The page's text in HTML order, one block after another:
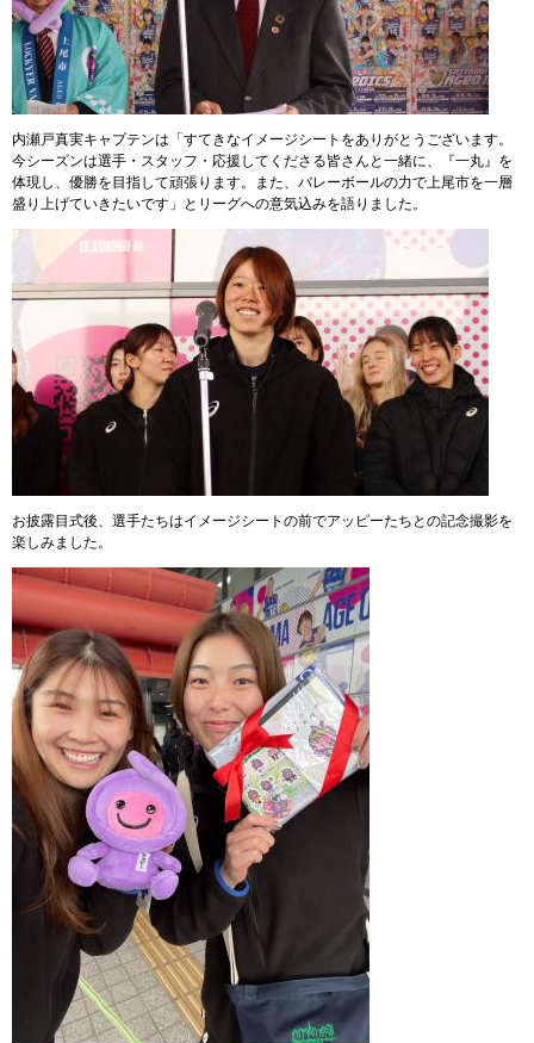
内瀬戸真実キャプテンは「すてきなイメージシートをありがとうございます。
今シーズンは選手・スタッフ・応援してくださる皆さんと一緒に、『一丸』を
体現し、優勝を目指して頑張ります。また、バレーボールの力で上尾市を一層
盛り上げていきたいです」とリーグへの意気込みを語りました。​
お披露目式後、選手たちはイメージシートの前でアッピーたちとの記念撮影を
楽しみました。